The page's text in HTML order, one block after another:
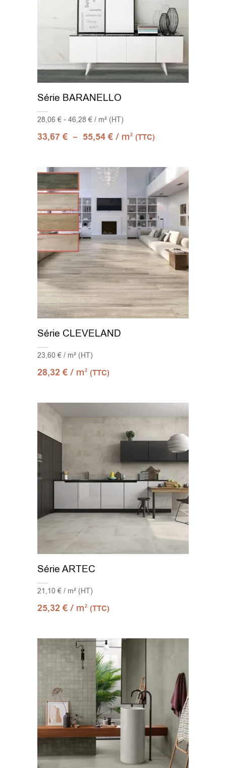
Série BARANELLO
28,06 € - 46,28 € / m² (HT)
33,67€ – 55,54€ / m2 (TTC)
Série CLEVELAND
23,60 € / m² (HT)
28,32€ / m2 (TTC)
Série ARTEC
21,10 € / m² (HT)
25,32€ / m2 (TTC)